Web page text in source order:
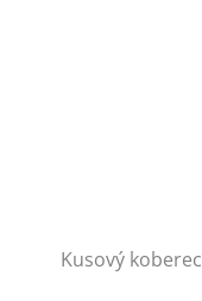
Kusový